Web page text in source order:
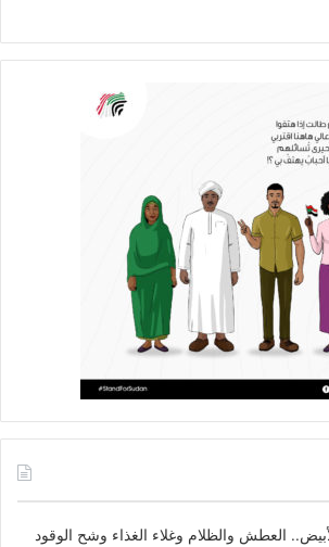
العطش والظلام وغلاء الغذاء وشح الوقود